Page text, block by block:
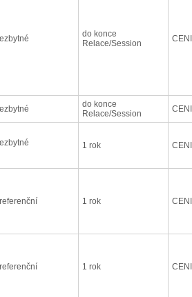
do konce
Relace/Session
do konce
Relace/Session
1 rok
1 rok
1 rok